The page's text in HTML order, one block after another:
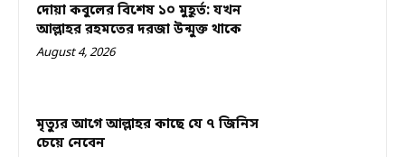
দোয়া কবুলের বিশেষ ১০ মুহূর্ত: যখন
আল্লাহর রহমতের দরজা উন্মুক্ত থাকে
August 4, 2026
মৃত্যুর আগে আল্লাহর কাছে যে ৭ জিনিস
চেয়ে নেবেন